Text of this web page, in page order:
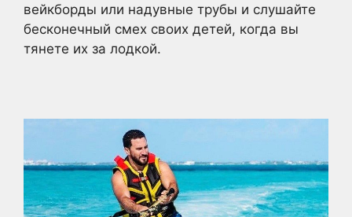
вейкборды или надувные трубы и слушайте
бесконечный смех своих детей, когда вы
тянете их за лодкой.